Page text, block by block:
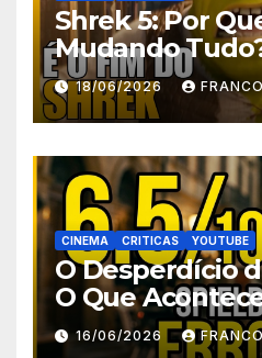
Shrek 5: Por
Mudando
18/06/2026
CINEMA CRITICAS YOUTUBE
O Desperdício
O Que
16/06/2026